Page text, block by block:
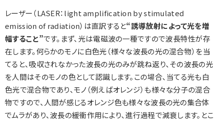
レーザー（LASER：light amplification by stimulated
emission of radiation）は直訳すると“誘導放射によって光を増
幅すること”です。まず、光は電磁波の一種ですので波長特性が存
在します。何らかのモノに白色光（様々な波長の光の混合物）を当
てると、吸収されなかった波長の光のみが跳ね返り、その波長の光
を人間はそのモノの色として認識します。この場合、当てる光も白
色光で混合物であり、モノ（例えばオレンジ）も様々な分子の混合
物ですので、人間が感じるオレンジ色も様々な波長の光の集合体
でムラがあり、波長の緩衝作用により、進行過程で減衰します。とこ